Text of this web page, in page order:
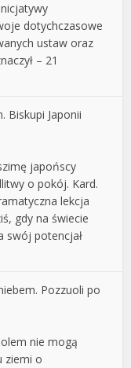
dotychczasowe
ustaw oraz
– 21
Biskupi Japonii
japońscy
o pokój. Kard.
lekcja
gdy na świecie
swój potencjał
Pozzuoli po
nie mogą
ziemi o